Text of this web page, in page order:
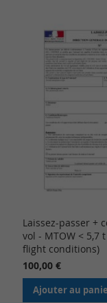
Laissez-passer +
vol - MTOW < 5,7
flight conditions)
100,00 €
Ajouter au